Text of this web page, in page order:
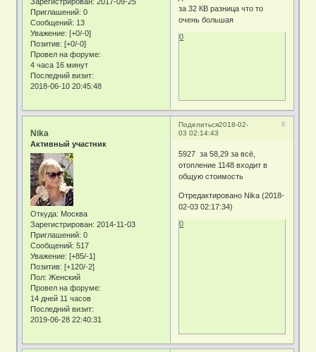
Приглашений: 0
Сообщений: 13
Уважение: [+0/-0]
Позитив: [+0/-0]
Провел на форуме:
4 часа 16 минут
Последний визит:
2018-06-10 20:45:48
за 32 КВ разница что то
очень большая
0
Поделиться 6
2018-02-
03 02:14:43
Nika
Активный участник
Откуда: Москва
Зарегистрирован: 2014-11-03
Приглашений: 0
Сообщений: 517
Уважение: [+85/-1]
Позитив: [+120/-2]
Пол: Женский
Провел на форуме:
14 дней 11 часов
Последний визит:
2019-06-28 22:40:31
5927 за 58,29 за всё,
отопление 1148 входит в
общую стоимость
Отредактировано Nika (2018-
02-03 02:17:34)
0